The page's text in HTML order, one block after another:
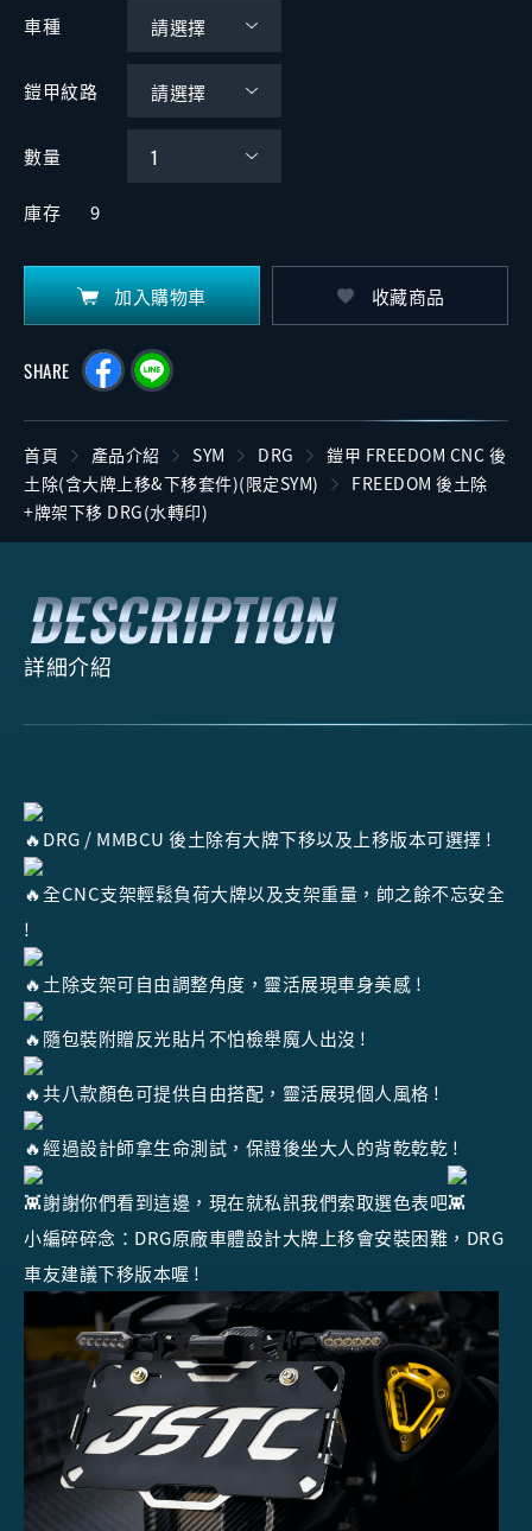
車種
鎧甲紋路
數量
庫存 9
加入購物車 收藏商品
SHARE
首頁 產品介紹 SYM DRG
鎧甲 FREEDOM CNC 後
土除(含大牌上移&下移套件)(限定SYM)
FREEDOM 後土除
+牌架下移 DRG(水轉印)
詳細介紹
DRG / MMBCU 後土除有大牌下移以及上移版本可選擇 !
全CNC支架輕鬆負荷大牌以及支架重量，帥之餘不忘安全
!
土除支架可自由調整角度，靈活展現車身美感 !
隨包裝附贈反光貼片不怕檢舉魔人出沒 !
共八款顏色可提供自由搭配，靈活展現個人風格 !
經過設計師拿生命測試，保證後坐大人的背乾乾乾 !
謝謝你們看到這邊，現在就私訊我們索取選色表吧
小編碎碎念：DRG原廠車體設計大牌上移會安裝困難，DRG
車友建議下移版本喔 !